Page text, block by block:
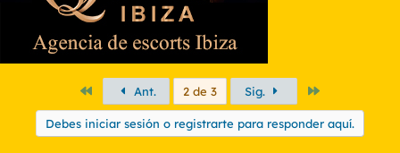
PrimeroAnt. 2 de 3 Sig.
Debes iniciar sesión o registrarte para responder aquí.